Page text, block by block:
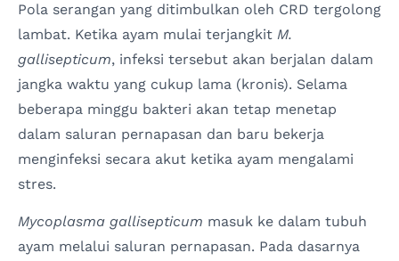
Pola serangan yang ditimbulkan oleh CRD tergolong
lambat. Ketika ayam mulai terjangkit M.
gallisepticum, infeksi tersebut akan berjalan dalam
jangka waktu yang cukup lama (kronis). Selama
beberapa minggu bakteri akan tetap menetap
dalam saluran pernapasan dan baru bekerja
menginfeksi secara akut ketika ayam mengalami
stres.
Mycoplasma gallisepticum masuk ke dalam tubuh
ayam melalui saluran pernapasan. Pada dasarnya